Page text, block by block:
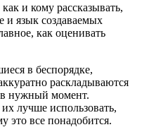
и кому рассказывать,
язык создаваемых
как оценивать
в беспорядке,
раскладываются
в нужный момент.
лучше использовать,
это все понадобится.